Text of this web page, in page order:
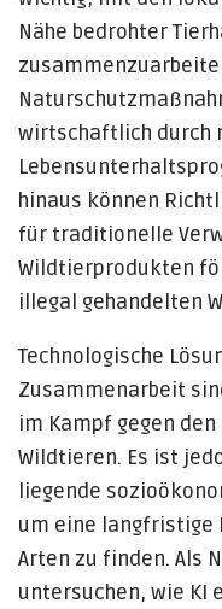
Nähe bedrohter
wirtschaftlich durch
hinaus können
für traditionelle
Wildtierprodukten
illegal gehandelten
Technologische
Zusammenarbeit
im Kampf gegen
Wildtieren. Es ist
liegende
um eine langfristige
Arten zu finden. Als
untersuchen, wie KI